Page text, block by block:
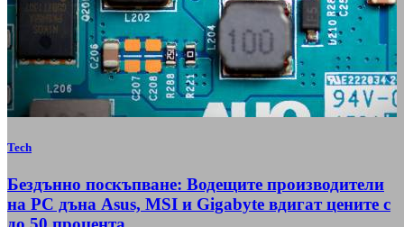
Tech
Бездънно поскъпване: Водещите производители
на РС дъна Asus, MSI и Gigabyte вдигат цените с